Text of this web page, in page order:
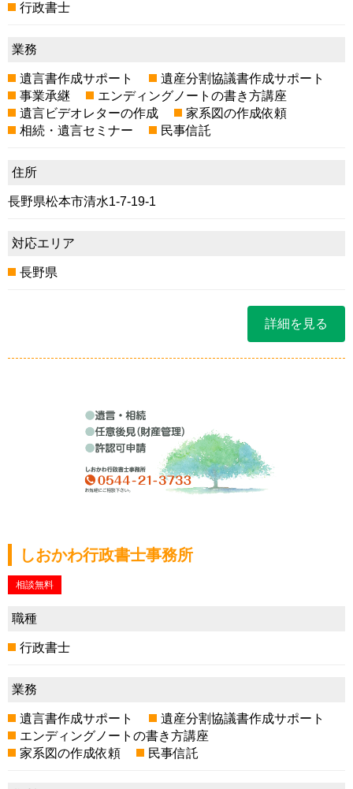
行政書士
業務
遺言書作成サポート
遺産分割協議書作成サポート
事業承継
エンディングノートの書き方講座
遺言ビデオレターの作成
家系図の作成依頼
相続・遺言セミナー
民事信託
住所
長野県松本市清水1-7-19-1
対応エリア
長野県
詳細を見る
しおかわ行政書士事務所
相談無料
職種
行政書士
業務
遺言書作成サポート
遺産分割協議書作成サポート
エンディングノートの書き方講座
家系図の作成依頼
民事信託